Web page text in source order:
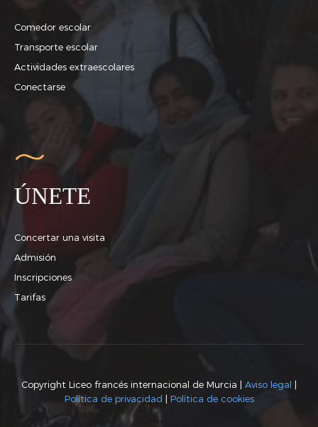
Comedor escolar
Transporte escolar
Actividades extraescolares
Conectarse
ÚNETE
Concertar una visita
Admisión
Inscripciones
Tarifas
Copyright Liceo francés internacional de Murcia | Aviso legal |
Política de privacidad | Política de cookies